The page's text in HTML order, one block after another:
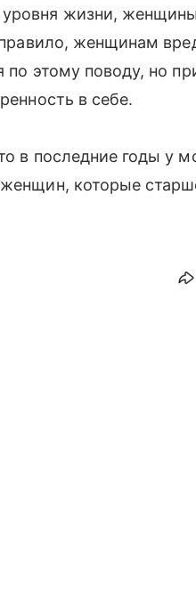
жизни,
женщинам
по этому поводу, но
в себе.
в последние годы у
которые